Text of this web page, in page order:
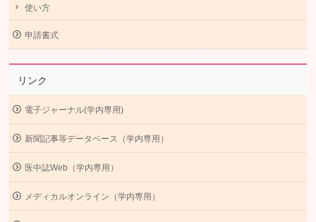
使い方
申請書式
リンク
電子ジャーナル(学内専用)
新聞記事等データベース（学内専用）
医中誌Web（学内専用）
メディカルオンライン（学内専用）